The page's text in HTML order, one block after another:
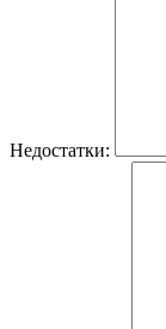
Недостатки: